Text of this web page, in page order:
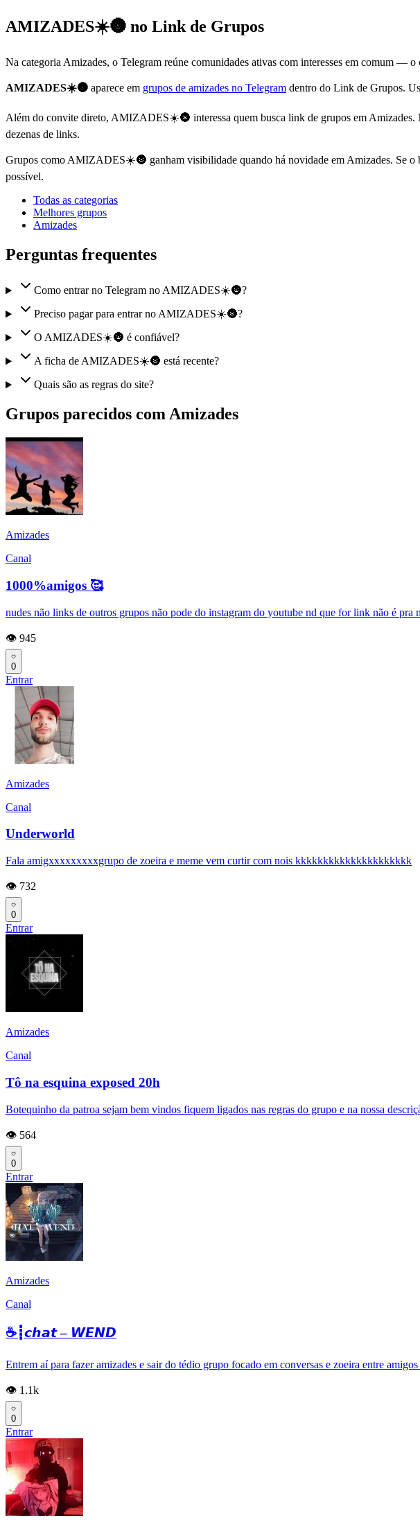
AMIZADES☀️🌚 no Link de Grupos
Na categoria Amizades, o Telegram reúne comunidades ativas com interesses em comum
AMIZADES☀️🌚 aparece em grupos de amizades no Telegram dentro do Link de Grupos.
Além do convite direto, AMIZADES☀️🌚 interessa quem busca link de grupos em
dezenas de links.
Grupos como AMIZADES☀️🌚 ganham visibilidade quando há novidade em Amizades. Se o
possível.
Todas as categorias
Melhores grupos
Amizades
Perguntas frequentes
Como entrar no Telegram no AMIZADES☀️🌚?
Preciso pagar para entrar no AMIZADES☀️🌚?
O AMIZADES☀️🌚 é confiável?
A ficha de AMIZADES☀️🌚 está recente?
Quais são as regras do site?
Grupos parecidos com Amizades
Amizades
Canal
1000%amigos 🥰
nudes não links de outros grupos não pode do instagram do youtube nd que for link não é
👁️ 945
0
Entrar
Amizades
Canal
Underworld
Fala amigxxxxxxxxxgrupo de zoeira e meme vem curtir com nois kkkkkkkkkkkkkkkkkkkkk
👁️ 732
0
Entrar
Amizades
Canal
Tô na esquina exposed 20h
Botequinho da patroa sejam bem vindos fiquem ligados nas regras do grupo e na nossa
👁️ 564
0
Entrar
Amizades
Canal
☕┋𝙘𝙝𝙖𝙩 – 𝙒𝙀𝙉𝘿
Entrem aí para fazer amizades e sair do tédio grupo focado em conversas e zoeira entre
👁️ 1.1k
0
Entrar